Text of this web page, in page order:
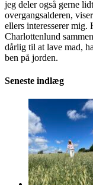
jeg deler også gerne
overgangsalderen,
ellers interesserer
Charlottenlund
dårlig til at lave mad,
ben på jorden.
Seneste indlæg